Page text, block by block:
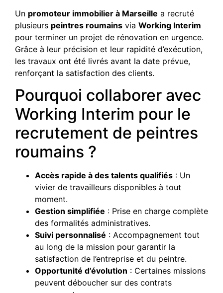
Un promoteur immobilier à Marseille a recruté
plusieurs peintres roumains via Working Interim
pour terminer un projet de rénovation en urgence.
Grâce à leur précision et leur rapidité d’exécution,
les travaux ont été livrés avant la date prévue,
renforçant la satisfaction des clients.
Pourquoi collaborer avec
Working Interim pour le
recrutement de peintres
roumains ?
Accès rapide à des talents qualifiés : Un
vivier de travailleurs disponibles à tout
moment.
Gestion simplifiée : Prise en charge complète
des formalités administratives.
Suivi personnalisé : Accompagnement tout
au long de la mission pour garantir la
satisfaction de l’entreprise et du peintre.
Opportunité d’évolution : Certaines missions
peuvent déboucher sur des contrats